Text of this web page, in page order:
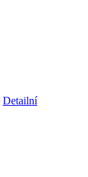
Detailní